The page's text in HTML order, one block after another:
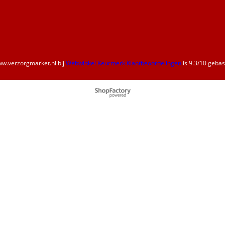
bij Webwinkel Keurmerk Klantbeoordelingen is9.3/10
Webwinkel gemaakt met
ShopFactory webwinkel